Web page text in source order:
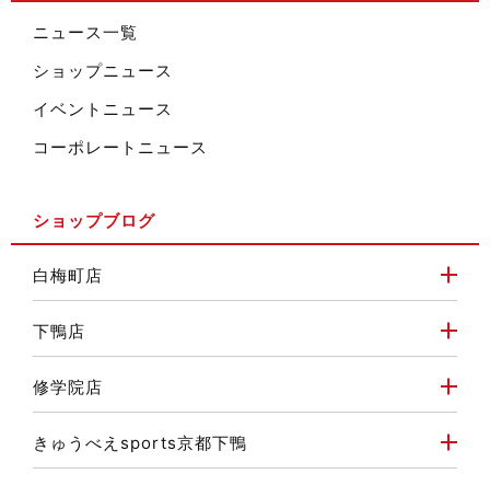
ニュース一覧
ショップニュース
イベントニュース
コーポレートニュース
ショップブログ
白梅町店
下鴨店
修学院店
きゅうべえsports京都下鴨